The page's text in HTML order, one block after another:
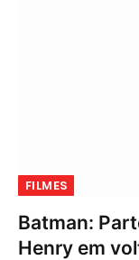
FILMES
Batman:
Henry em